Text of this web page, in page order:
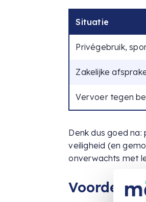
Situatie
Privégebruik,
Zakelijke
Vervoer tegen
Denk dus goed
veiligheid (en
onverwachts met
Voordelen